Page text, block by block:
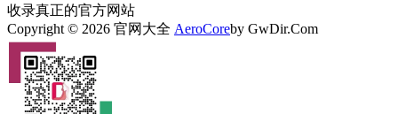
收录真正的官方网站
Copyright © 2026 官网大全 AeroCoreby GwDir.Com